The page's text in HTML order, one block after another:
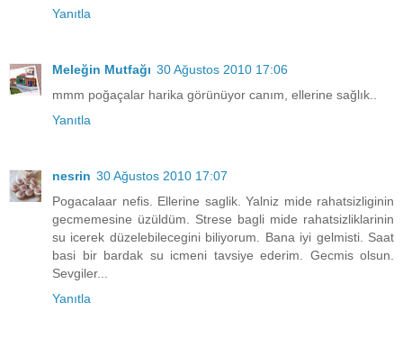
Yanıtla
Meleğin Mutfağı 30 Ağustos 2010 17:06
mmm poğaçalar harika görünüyor canım, ellerine sağlık..
Yanıtla
nesrin 30 Ağustos 2010 17:07
Pogacalaar nefis. Ellerine saglik. Yalniz mide rahatsizliginin
gecmemesine üzüldüm. Strese bagli mide rahatsizliklarinin
su icerek düzelebilecegini biliyorum. Bana iyi gelmisti. Saat
basi bir bardak su icmeni tavsiye ederim. Gecmis olsun.
Sevgiler...
Yanıtla